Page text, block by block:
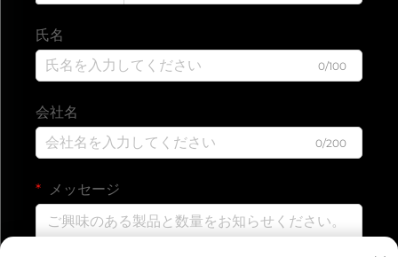
氏名
0/100
会社名
0/200
メッセージ